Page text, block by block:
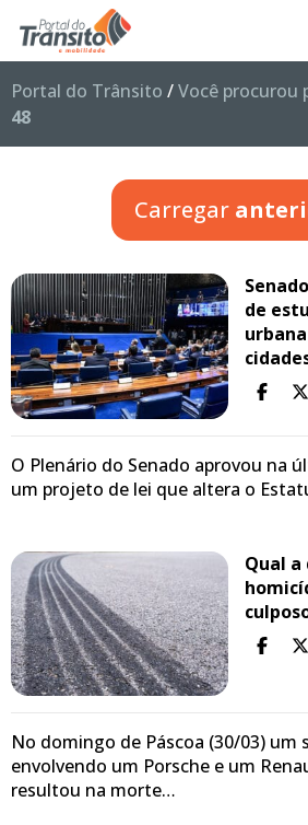
Portal do Trânsito /Você procurou
48
Carregar
de
O Plenário do Senado aprovou na
um projeto de lei que altera o
Qual
No domingo de Páscoa (30/03)
envolvendo um Porsche e um
resultou na morte…